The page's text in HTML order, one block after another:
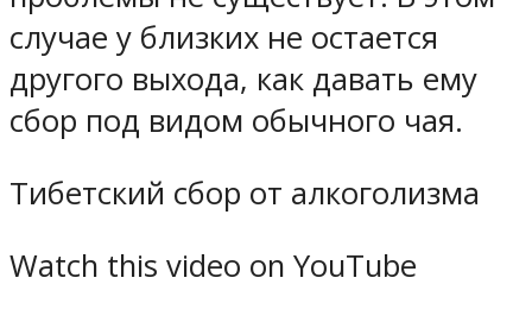
случае у близких не остается
другого выхода, как давать ему
сбор под видом обычного чая.
Тибетский сбор от алкоголизма
Watch this video on YouTube